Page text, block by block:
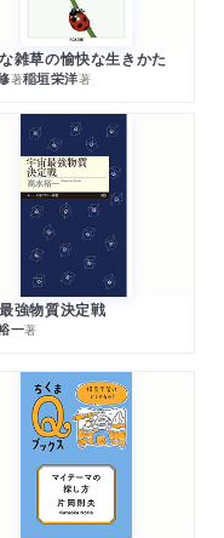
雑草の愉快な生きかた
著稲垣栄洋著
強物質決定戦
一著